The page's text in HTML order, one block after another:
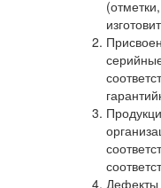
Дефекты